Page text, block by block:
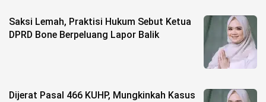
More
Saksi Lemah, Praktisi Hukum Sebut Ketua
DPRD Bone Berpeluang Lapor Balik
Dijerat Pasal 466 KUHP, Mungkinkah Kasus